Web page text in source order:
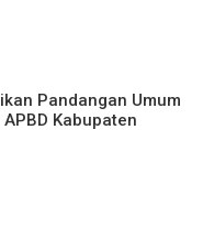
Pandangan Umum
Kabupaten